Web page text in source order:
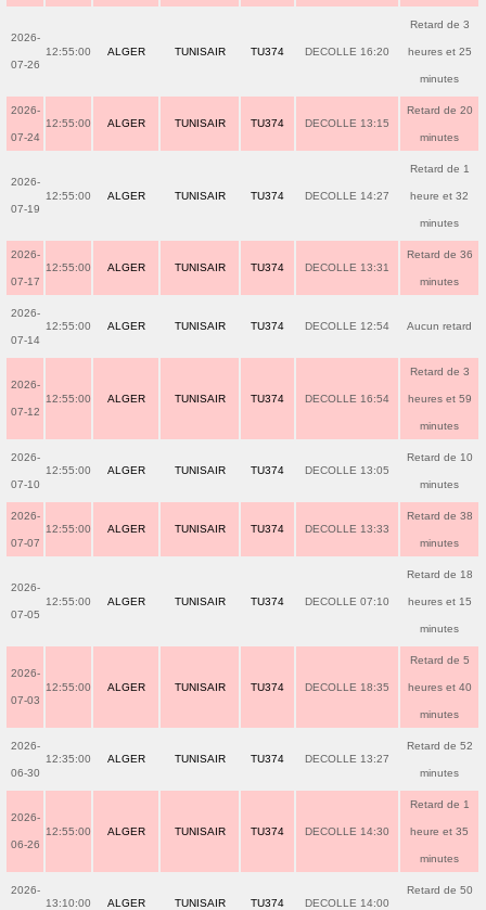
2026-
07-26
12:55:00 ALGER TUNISAIR TU374 DECOLLE 16:20
Retard de 3
heures et 25
minutes
2026-
07-24
12:55:00 ALGER TUNISAIR TU374 DECOLLE 13:15
Retard de 20
minutes
2026-
07-19
12:55:00 ALGER TUNISAIR TU374 DECOLLE 14:27
Retard de 1
heure et 32
minutes
2026-
07-17
12:55:00 ALGER TUNISAIR TU374 DECOLLE 13:31
Retard de 36
minutes
2026-
07-14
12:55:00 ALGER TUNISAIR TU374 DECOLLE 12:54 Aucun retard
2026-
07-12
12:55:00 ALGER TUNISAIR TU374 DECOLLE 16:54
Retard de 3
heures et 59
minutes
2026-
07-10
12:55:00 ALGER TUNISAIR TU374 DECOLLE 13:05
Retard de 10
minutes
2026-
07-07
12:55:00 ALGER TUNISAIR TU374 DECOLLE 13:33
Retard de 38
minutes
2026-
07-05
12:55:00 ALGER TUNISAIR TU374 DECOLLE 07:10
Retard de 18
heures et 15
minutes
2026-
07-03
12:55:00 ALGER TUNISAIR TU374 DECOLLE 18:35
Retard de 5
heures et 40
minutes
2026-
06-30
12:35:00 ALGER TUNISAIR TU374 DECOLLE 13:27
Retard de 52
minutes
2026-
06-26
12:55:00 ALGER TUNISAIR TU374 DECOLLE 14:30
Retard de 1
heure et 35
minutes
2026-
13:10:00 ALGER TUNISAIR TU374 DECOLLE 14:00
Retard de 50